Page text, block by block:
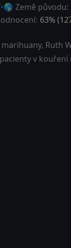
🌎 Země původu:
63% (
Ruth
v kouření